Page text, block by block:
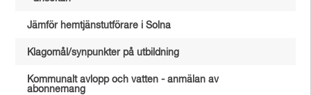
Jämför hemtjänstutförare i Solna
Klagomål/synpunkter på utbildning
Kommunalt avlopp och vatten - anmälan av
abonnemang